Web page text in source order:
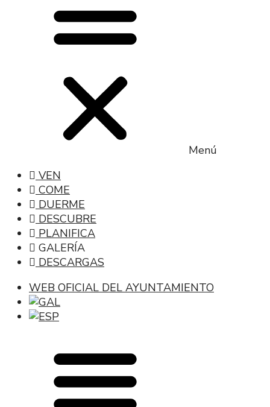
Menú
VEN
COME
DUERME
DESCUBRE
PLANIFICA
GALERÍA
DESCARGAS
WEB OFICIAL DEL AYUNTAMIENTO